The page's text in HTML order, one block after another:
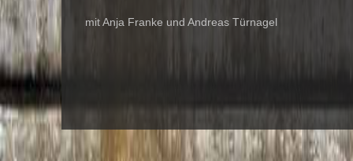
mit Anja Franke und Andreas Türnagel